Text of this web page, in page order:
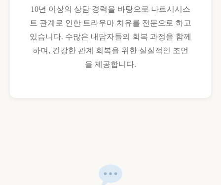
10년 이상의 상담 경력을 바탕으로 나르시시스
트 관계로 인한 트라우마 치유를 전문으로 하고
있습니다. 수많은 내담자들의 회복 과정을 함께
하며, 건강한 관계 회복을 위한 실질적인 조언
을 제공합니다.